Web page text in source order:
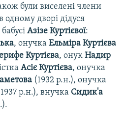
були виселені члени
одному дворі дідуся
Азізе Куртієвої:
, онучка Ельміра Куртієва
Куртієва, онук Надир
Асіє Куртієва, онучка
(1932 р.н.), онучка
р.н.), внучка Сидик'а